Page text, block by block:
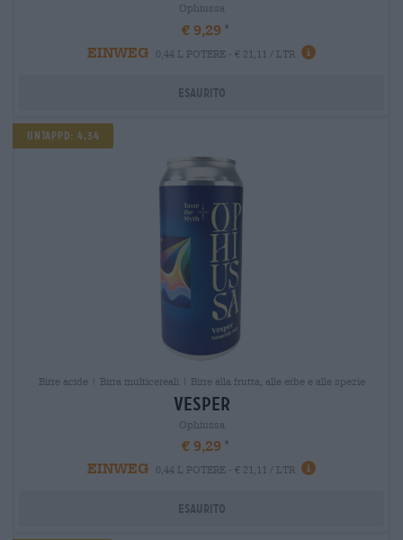
Ophiussa
€ 9,29
EINWEG
0,44 L POTERE - € 21,11 / LTR
Esaurito
UNTAPPD: 4,34
Birre acide | Birra multicereali | Birre alla frutta, alle erbe e alle spezie
vesper
Ophiussa
€ 9,29
EINWEG
0,44 L POTERE - € 21,11 / LTR
Esaurito